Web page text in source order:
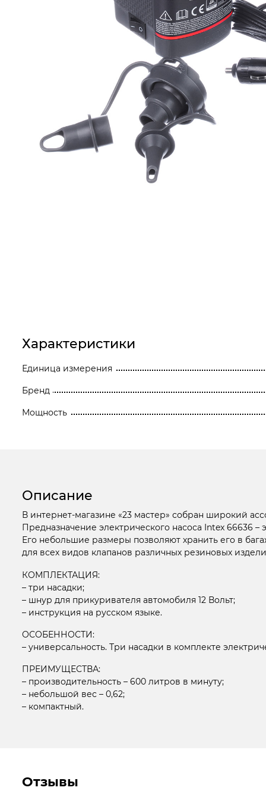
Компрессорное оборудование
Отопление и климат
Подарочные сертификаты
Расходные материалы и оснастка
Сад-огород
Электрохозтовары
Характеристики
Единица измерения
Бренд
Мощность
Описание
В интернет-магазине «23 мастер» собран широкий
Предназначение электрического насоса Intex 66636
Его небольшие размеры позволяют хранить его в
для всех видов клапанов различных резиновых
КОМПЛЕКТАЦИЯ:
– три насадки;
– шнур для прикуривателя автомобиля 12 Вольт;
– инструкция на русском языке.
ОСОБЕННОСТИ:
– универсальность. Три насадки в комплекте
ПРЕИМУЩЕСТВА:
– производительность – 600 литров в минуту;
– небольшой вес – 0,62;
– компактный.
Отзывы